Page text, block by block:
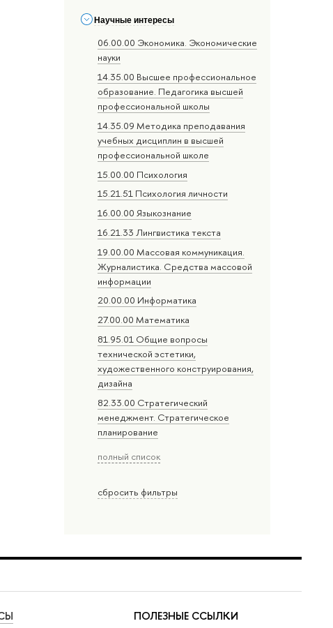
Научные интересы
06.00.00 Экономика. Экономические
науки
14.35.00 Высшее профессиональное
образование. Педагогика высшей
профессиональной школы
14.35.09 Методика преподавания
учебных дисциплин в высшей
профессиональной школе
15.00.00 Психология
15.21.51 Психология личности
16.00.00 Языкознание
16.21.33 Лингвистика текста
19.00.00 Массовая коммуникация.
Журналистика. Средства массовой
информации
20.00.00 Информатика
27.00.00 Математика
81.95.01 Общие вопросы
технической эстетики,
художественного конструирования,
дизайна
82.33.00 Стратегический
менеджмент. Стратегическое
планирование
полный список
сбросить фильтры
ПОЛЕЗНЫЕ ССЫЛКИ